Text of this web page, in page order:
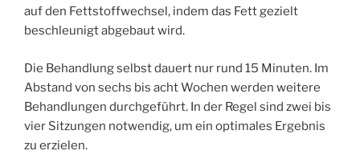
auf den Fettstoffwechsel, indem das Fett gezielt
beschleunigt abgebaut wird.
Die Behandlung selbst dauert nur rund 15 Minuten. Im
Abstand von sechs bis acht Wochen werden weitere
Behandlungen durchgeführt. In der Regel sind zwei bis
vier Sitzungen notwendig, um ein optimales Ergebnis
zu erzielen.